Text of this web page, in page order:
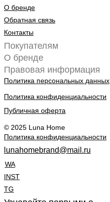
О бренде
Обратная связь
Контакты
Покупателям
О бренде
Правовая информация
Политика персональных данных
Политика конфиденциальности
Публичная оферта
© 2025 Luna Home
Политика конфиденциальности
lunahomebrand@mail.ru
WA
INST
TG